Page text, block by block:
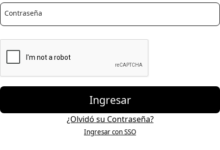
Ingresar
¿Olvidó su Contraseña?
Ingresar con SSO